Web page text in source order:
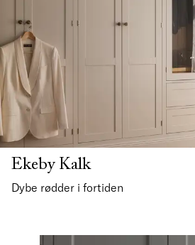
Ekeby Kalk
Dybe rødder i fortiden